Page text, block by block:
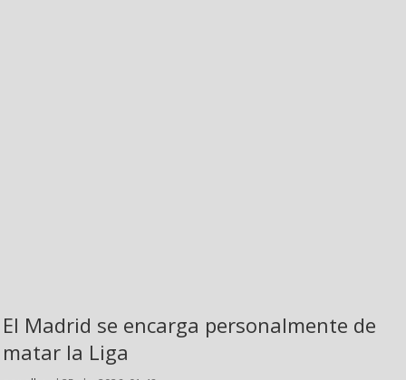
El Madrid se encarga personalmente de
matar la Liga